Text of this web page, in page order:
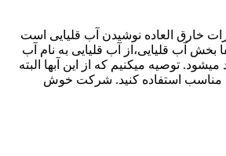
خارق العاده نوشیدن آب قلیایی است
آب قلیایی،از آب قلیایی به نام آب
توصیه میکنیم که از این آبها البته
مناسب استفاده کنید. شرکت خوش